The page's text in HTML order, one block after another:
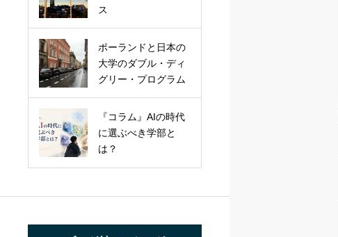
ス
ポーランドと日本の
大学のダブル・ディ
グリー・プログラム
『コラム』AIの時代
に選ぶべき学部と
は？